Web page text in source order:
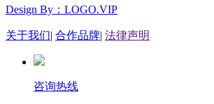
Design By：LOGO.VIP
关于我们| 合作品牌| 法律声明
咨询热线